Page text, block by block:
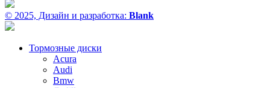
© 2025, Дизайн и разработка: Blank
Тормозные диски
Acura
Audi
Bmw